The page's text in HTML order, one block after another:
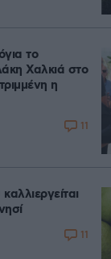
το
Χαλκιά στο
η
11
11